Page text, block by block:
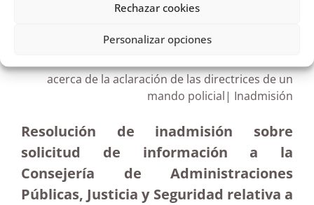
Rechazar cookies
Personalizar opciones
acerca de la aclaración de las directrices de un
mando policial| Inadmisión
Resolución de inadmisión sobre
solicitud de información a la
Consejería de Administraciones
Públicas, Justicia y Seguridad relativa a